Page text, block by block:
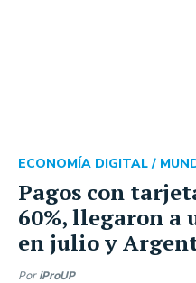
Pagos con
60%, llegaron a
en julio y
ECONOMÍA DIGITAL /
Por iProUP